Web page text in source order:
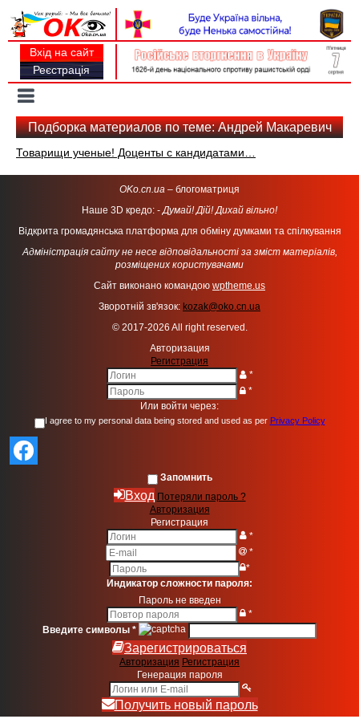
Вхід на сайт
Реєстрація
navigation
Подборка материалов по теме: Андрей Макаревич
Товарищи ученые! Доценты с кандидатами…
OKo.cn.ua – блогоматриця
Наше 3D кредо: -Думай! Дій! Дихай вільно!
Відкрита громадянська платформа для обміну думками та спілкування
Адміністрація сайту не несе відповідальності за зміст матеріалів,
розміщених користувачами
Сайт виконано командою wptheme.us
Зворотній зв'язок: kozak@oko.cn.ua
© 2017-2026 All right reserved.
Авторизация
Регистрация
*
*
Или войти через:
I agree to my personal data being stored and used as per Privacy Policy
Запомнить
Вход Потеряли пароль ?
Авторизация
Регистрация
*
*
*
Индикатор сложности пароля:
Пароль не введен
*
Введите символы *
Зарегистрироваться
Авторизация Регистрация
Генерация пароля
Получить новый пароль